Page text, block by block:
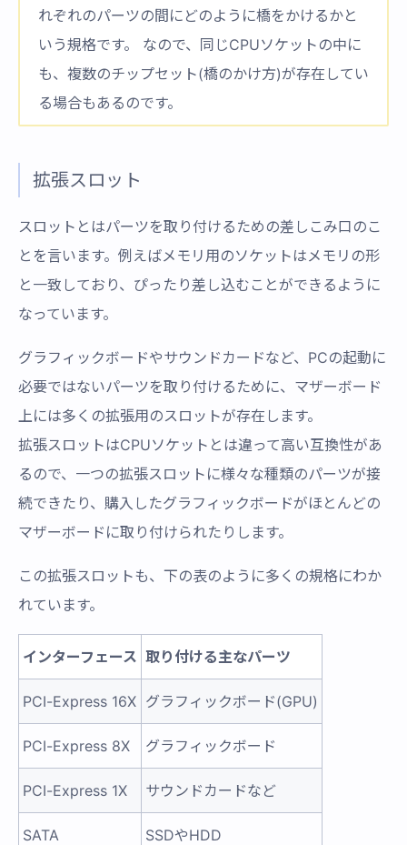
れぞれのパーツの間にどのように橋をかけるかと
いう規格です。 なので、同じCPUソケットの中に
も、複数のチップセット(橋のかけ方)が存在してい
る場合もあるのです。
拡張スロット
スロットとはパーツを取り付けるための差しこみ口のこ
とを言います。例えばメモリ用のソケットはメモリの形
と一致しており、ぴったり差し込むことができるように
なっています。
グラフィックボードやサウンドカードなど、PCの起動に
必要ではないパーツを取り付けるために、マザーボード
上には多くの拡張用のスロットが存在します。
拡張スロットはCPUソケットとは違って高い互換性があ
るので、一つの拡張スロットに様々な種類のパーツが接
続できたり、購入したグラフィックボードがほとんどの
マザーボードに取り付けられたりします。
この拡張スロットも、下の表のように多くの規格にわか
れています。
インターフェース 取り付ける主なパーツ
PCI-Express 16X グラフィックボード(GPU)
PCI-Express 8X グラフィックボード
PCI-Express 1X サウンドカードなど
SATA SSDやHDD